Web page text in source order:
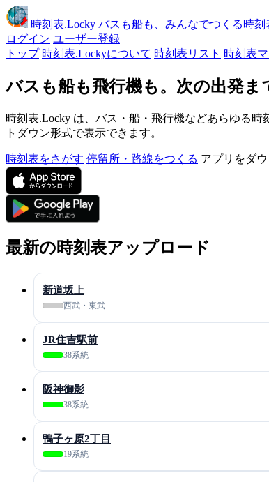
時刻表.Locky バスも船も、みんなでつくる時刻
ログイン ユーザー登録
トップ 時刻表.Lockyについて 時刻表リスト 時刻表
バスも船も飛行機も。次の出発ま
時刻表.Locky は、バス・船・飛行機などあらゆる
トダウン形式で表示できます。
時刻表をさがす 停留所・路線をつくる アプリをダ
最新の時刻表アップロード
新道坂上
西武・東武
JR住吉駅前
38系統
阪神御影
38系統
鴨子ヶ原2丁目
19系統